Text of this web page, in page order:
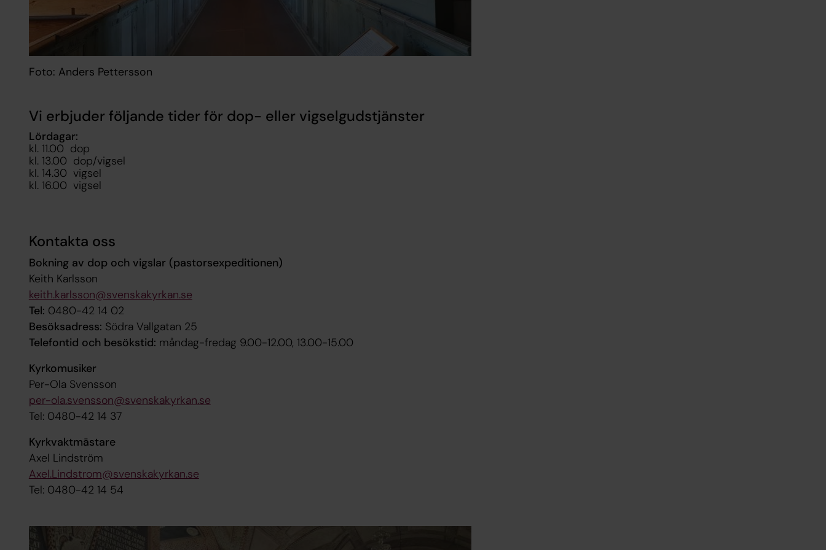
Foto: Anders Pettersson
Vi erbjuder följande tider för dop- eller vigselgudstjänster
Lördagar:
kl. 11.00 dop
kl. 13.00 dop/vigsel
kl. 14.30 vigsel
kl. 16.00 vigsel
Kontakta oss
Bokning av dop och vigslar (pastorsexpeditionen)
Keith Karlsson
keith.karlsson@svenskakyrkan.se
Tel: 0480-42 14 02
Besöksadress: Södra Vallgatan 25
Telefontid och besökstid: måndag-fredag 9.00-12.00, 13.00-15.00
Kyrkomusiker
Per-Ola Svensson
per-ola.svensson@svenskakyrkan.se
Tel: 0480-42 14 37
Kyrkvaktmästare
Axel Lindström
Axel.Lindstrom@svenskakyrkan.se
Tel: 0480-42 14 54